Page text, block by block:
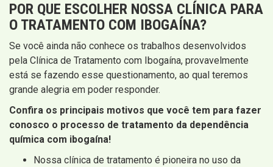
POR QUE ESCOLHER NOSSA CLÍNICA PARA
O TRATAMENTO COM IBOGAÍNA?
Se você ainda não conhece os trabalhos desenvolvidos
pela Clínica de Tratamento com Ibogaína, provavelmente
está se fazendo esse questionamento, ao qual teremos
grande alegria em poder responder.
Confira os principais motivos que você tem para fazer
conosco o processo de tratamento da dependência
química com ibogaína!
Nossa clínica de tratamento é pioneira no uso da